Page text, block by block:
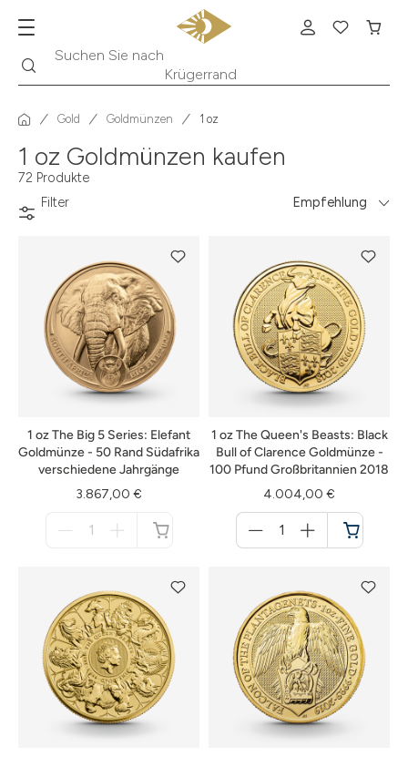
Suchen Sie nach
Gold Goldmünzen 1 oz
1 oz Goldmünzen kaufen
72 Produkte
Filter
Empfehlung
1 oz The Big 5 Series: Elefant
Goldmünze - 50 Rand Südafrika
verschiedene Jahrgänge
3.867,00 €
1 oz The Queen's Beasts: Black
Bull of Clarence Goldmünze -
100 Pfund Großbritannien 2018
4.004,00 €
für
Warenkorb